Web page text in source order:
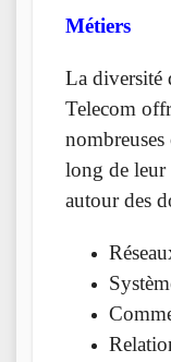
Métiers
La diversité
Telecom
long de leur
autour des